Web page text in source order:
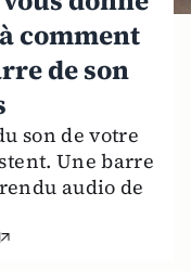
comment
de son
son de votre
Une barre
audio de